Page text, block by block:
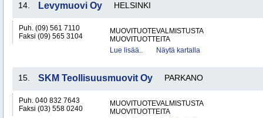
14. Levymuovi Oy HELSINKI
Puh. (09) 561 7110
Faksi (09) 565 3104
MUOVITUOTEVALMISTUSTA
MUOVITUOTTEITA
Lue lisää..
Näytä kartalla
15. SKM Teollisuusmuovit Oy PARKANO
Puh. 040 832 7643
Faksi (03) 558 0240
MUOVITUOTEVALMISTUSTA
MUOVITUOTTEITA